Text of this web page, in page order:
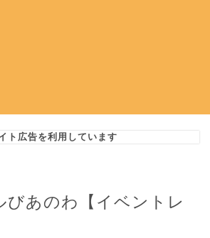
ト広告を利用しています
びあのわ【イベントレ